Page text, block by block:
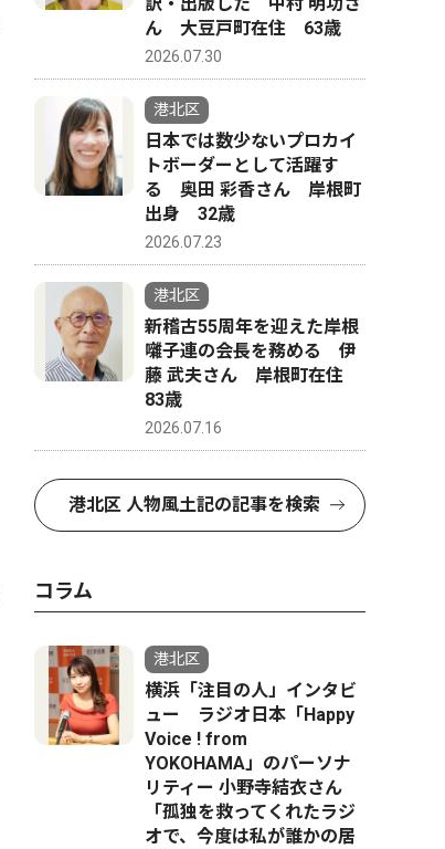
ん 大豆戸町在住 63歳
2026.07.30
港北区
日本では数少ないプロカイ
トボーダーとして活躍す
る 奥田 彩香さん 岸根町
出身 32歳
2026.07.23
港北区
新稽古55周年を迎えた岸根
囃子連の会長を務める 伊
藤 武夫さん 岸根町在住
83歳
2026.07.16
港北区 人物風土記の記事を検索
コラム
港北区
横浜「注目の人」インタビ
ュー ラジオ日本「Happy
Voice ! from
YOKOHAMA」のパーソナ
リティー 小野寺結衣さん
「孤独を救ってくれたラジ
オで、今度は私が誰かの居